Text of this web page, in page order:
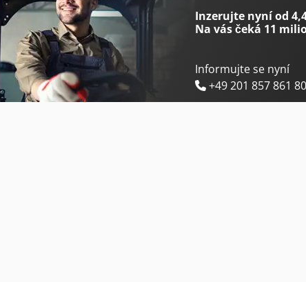
Caterpillar 907M
Inzerujte nyní od
Na vás čeká 11
Informujte se nyní
+49 201 857 861 80